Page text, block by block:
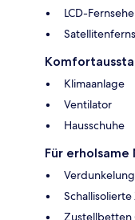
LCD-
Klimaanlage
Ventilator
Hausschuhe
Für erholsame
Zustellbetten